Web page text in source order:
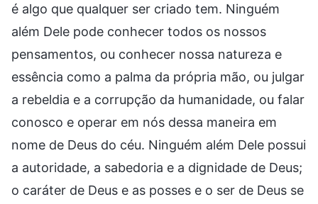
é algo que qualquer ser criado tem. Ninguém
além Dele pode conhecer todos os nossos
pensamentos, ou conhecer nossa natureza e
essência como a palma da própria mão, ou julgar
a rebeldia e a corrupção da humanidade, ou falar
conosco e operar em nós dessa maneira em
nome de Deus do céu. Ninguém além Dele possui
a autoridade, a sabedoria e a dignidade de Deus;
o caráter de Deus e as posses e o ser de Deus se